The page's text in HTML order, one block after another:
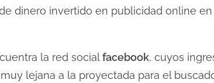
dinero invertido en publicidad online
la red socialfacebook, cuyos
lejana a la proyectada para el